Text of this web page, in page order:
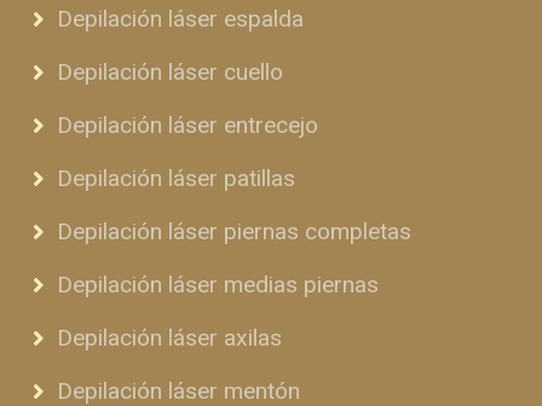
Depilación láser espalda
Depilación láser cuello
Depilación láser entrecejo
Depilación láser patillas
Depilación láser piernas completas
Depilación láser medias piernas
Depilación láser axilas
Depilación láser mentón